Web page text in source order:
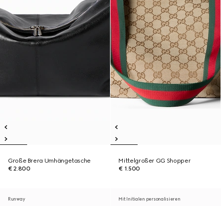
Große Brera Umhängetasche
€ 2.800
Mittelgroßer GG Shopper
€ 1.500
Runway Mit Initialen personalisieren